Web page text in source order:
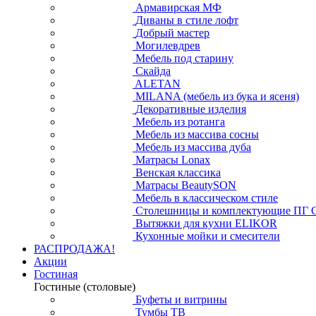
Армавирская МФ
Диваны в стиле лофт
Добрый мастер
Могилевдрев
Мебель под старину
Скайда
ALETAN
MILANA (мебель из бука и ясеня)
Декоративные изделия
Мебель из ротанга
Мебель из массива сосны
Мебель из массива дуба
Матрасы Lonax
Венская классика
Матрасы BeautySON
Мебель в классическом стиле
Столешницы и комплектующие ПГ
Вытяжки для кухни ELIKOR
Кухонные мойки и смесители
РАСПРОДАЖА!
Акции
Гостиная
Гостиные (столовые)
Буфеты и витрины
Тумбы ТВ